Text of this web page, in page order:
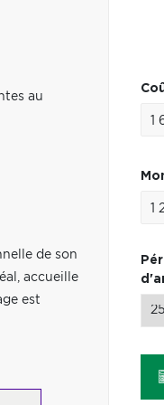
au
de son
accueille
est